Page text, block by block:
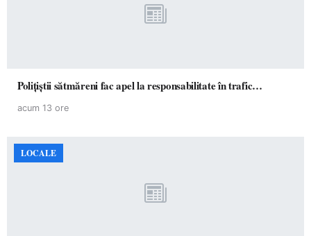
Polițiștii sătmăreni fac apel la responsabilitate în trafic…
acum 13 ore
LOCALE